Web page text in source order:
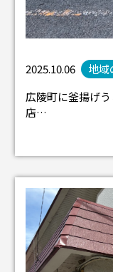
2025.10.06 地域
広陵町に釜揚げ
店…